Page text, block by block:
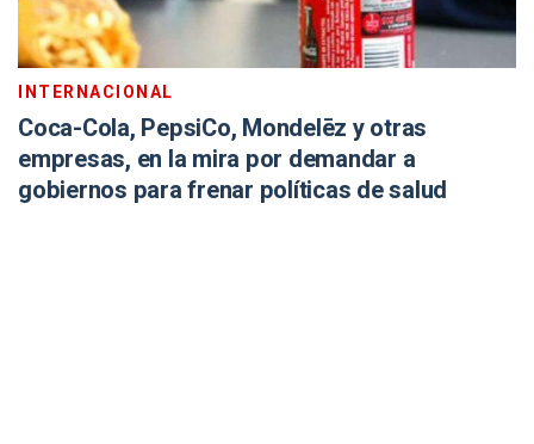
INTERNACIONAL
Coca-Cola, PepsiCo, Mondelēz y otras
empresas, en la mira por demandar a
gobiernos para frenar políticas de salud